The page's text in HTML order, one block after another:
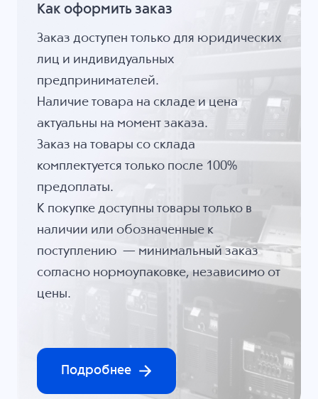
Как оформить заказ
Заказ доступен только для юридических
лиц и индивидуальных
предпринимателей.
Наличие товара на складе и цена
актуальны на момент заказа.
Заказ на товары со склада
комплектуется только после 100%
предоплаты.
К покупке доступны товары только в
наличии или обозначенные к
поступлению — минимальный заказ
согласно нормоупаковке, независимо от
цены.
Подробнее